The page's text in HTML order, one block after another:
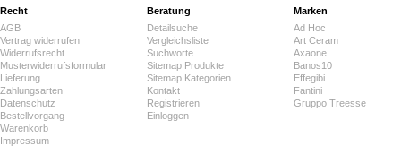
Recht
AGB
Vertrag widerrufen
Widerrufsrecht
Musterwiderrufsformular
Lieferung
Zahlungsarten
Datenschutz
Bestellvorgang
Warenkorb
Impressum
Beratung
Detailsuche
Vergleichsliste
Suchworte
Sitemap Produkte
Sitemap Kategorien
Kontakt
Registrieren
Einloggen
Marken
Ad Hoc
Art Ceram
Axaone
Banos10
Effegibi
Fantini
Gruppo Treesse